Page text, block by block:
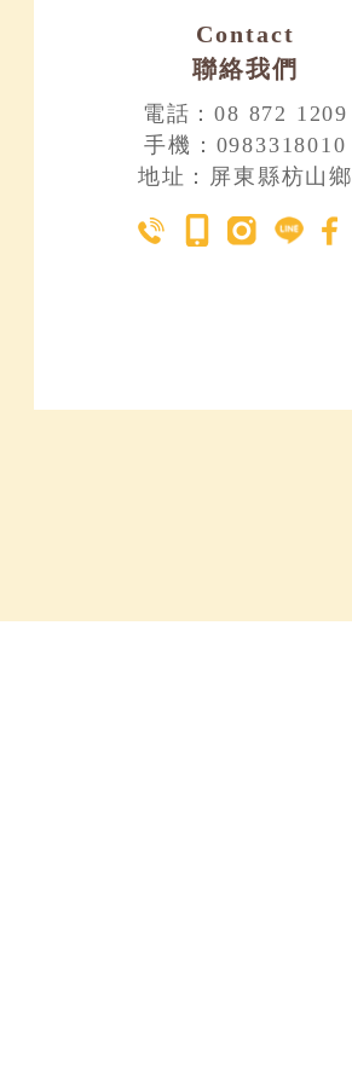
Contact
聯絡我們
電話：08 872 1209
手機：0983318010
地址：屏東縣枋山鄉